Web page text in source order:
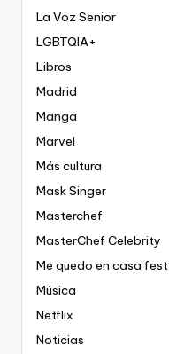
La Voz Senior
LGBTQIA+
Libros
Madrid
Manga
Marvel
Más cultura
Mask Singer
Masterchef
MasterChef Celebrity
Me quedo en casa fest
Música
Netflix
Noticias